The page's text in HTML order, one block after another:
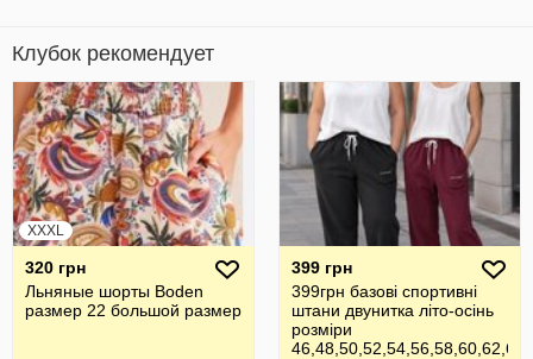
Клубок рекомендует
XXXL
320 грн
Льняные шорты Boden
размер 22 большой размер
399 грн
399грн базові спортивні
штани двунитка літо-осінь
розміри
46,48,50,52,54,56,58,60,62,64